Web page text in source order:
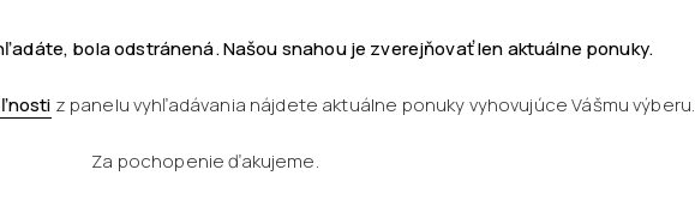
bola odstránená. Našou snahou je zverejňovať len aktuálne ponuky.
z panelu vyhľadávania nájdete aktuálne ponuky vyhovujúce Vášmu výberu.
Za pochopenie ďakujeme.